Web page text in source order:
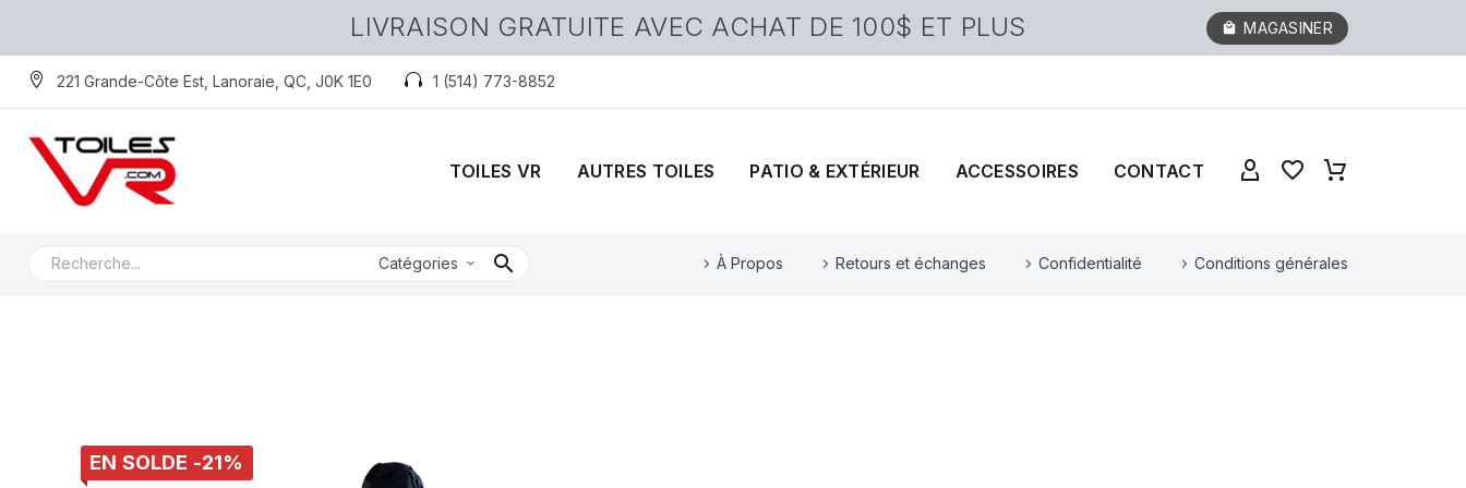
LIVRAISON GRATUITE AVEC ACHAT DE 100$ ET PLUS MAGASINER
221 Grande-Côte Est, Lanoraie, QC, J0K 1E0 1 (514) 773-8852
TOILES VR AUTRES TOILES PATIO & EXTÉRIEUR ACCESSOIRES CONTACT
Catégories À Propos Retours et échanges Confidentialité Conditions générales
EN SOLDE -21%